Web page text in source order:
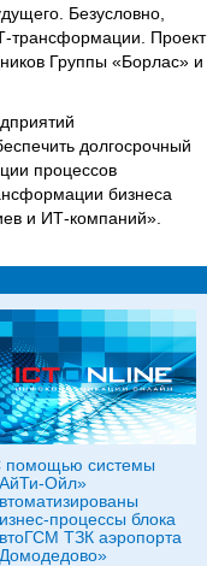
Безусловно,
трансформации. Проект
Группы «Борлас» и
долгосрочный
процессов
бизнеса
и ИТ-компаний».
помощью системы
Ойл»
процессы блока
ТЗК аэропорта